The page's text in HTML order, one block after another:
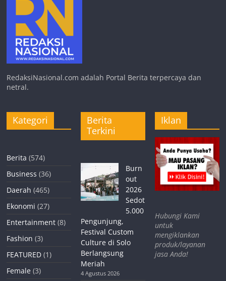
RedaksiNasional.com adalah Portal Berita terpercaya dan
netral.
Kategori
Berita (574)
Business (36)
Daerah (465)
Ekonomi (27)
Entertainment (8)
Fashion (3)
FEATURED (1)
Female (3)
Berita
Terkini
Burn
out
2026
Sedot
5.000
Pengunjung,
Festival Custom
Culture di Solo
Berlangsung
Meriah
4 Agustus 2026
Iklan
Hubungi Kami
untuk
mengiklankan
produk/layanan
jasa Anda!